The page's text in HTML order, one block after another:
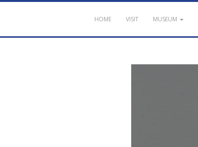
HOME VISIT MUSEUM